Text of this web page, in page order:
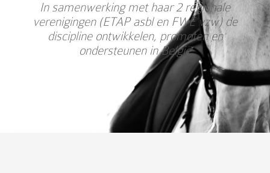
In samenwerking met haar 2 regionale
verenigingen (ETAP asbl en FWE vzw) de
discipline ontwikkelen, promoten en
ondersteunen in België